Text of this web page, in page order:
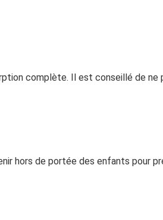
complète. Il est conseillé de ne
hors de portée des enfants pour